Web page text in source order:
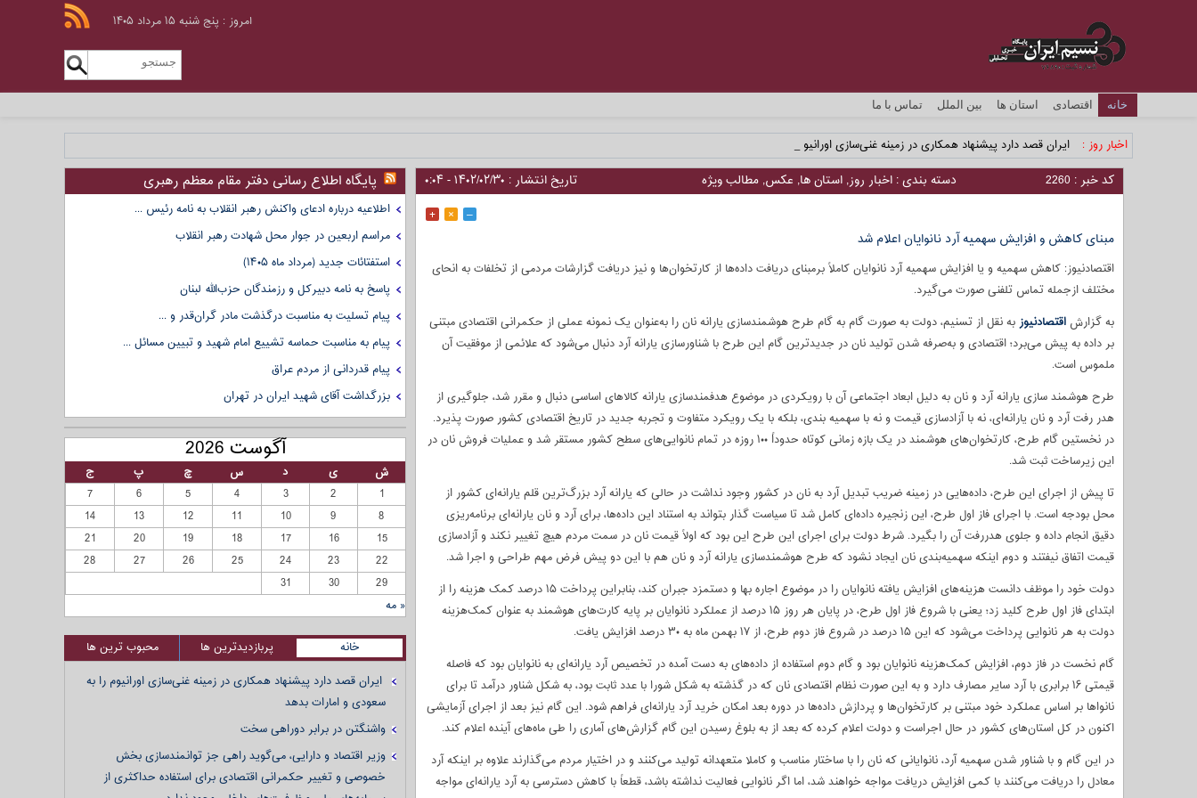
امروز : پنج شنبه ۱۵ مرداد ۱۴۰۵
خانه اقتصادی استان ها بین الملل تماس با ما
اخبار روز : ایران قصد دارد پیشنهاد همکاری در زمینه غنی‌سازی اورانیوم را _
کد خبر : 2260 دسته بندی : اخبار روز, استان ها, عکس, مطالب ویژه
تاریخ انتشار : ۱۴۰۲/۰۲/۳۰ - ۰:۰۴
–
×
+
مبنای کاهش و افزایش سهمیه آرد نانوایان اعلام شد
اقتصادنیوز: کاهش سهمیه و یا افزایش سهمیه آرد نانوایان کاملاً برمبنای دریافت داده‌ها از کارتخوان‌ها و نیز دریافت گزارشات مردمی از تخلفات به انحای
مختلف ازجمله تماس تلفنی صورت می‌گیرد.
به گزارش اقتصادنیوز به نقل از تسنیم، دولت به صورت گام به گام طرح هوشمندسازی یارانه نان را به‌عنوان یک نمونه عملی از حکمرانی اقتصادی مبتنی
بر داده به پیش می‌برد؛ اقتصادی و به‌صرفه شدن تولید نان در جدیدترین گام این طرح با شناورسازی یارانه آرد دنبال می‌شود که علائمی از موفقیت آن
ملموس است.
طرح هوشمند سازی یارانه آرد و نان به دلیل ابعاد اجتماعی آن با رویکردی در موضوع هدفمندسازی یارانه کالاهای اساسی دنبال و مقرر شد، جلوگیری از
هدر رفت آرد و نان یارانه‌ای، نه با آزادسازی قیمت و نه با سهمیه بندی، بلکه با یک رویکرد متفاوت و تجربه جدید در تاریخ اقتصادی کشور صورت پذیرد.
در نخستین گام طرح، کارتخوان‌های هوشمند در یک بازه زمانی کوتاه حدوداً ۱۰۰ روزه در تمام نانوایی‌های سطح کشور مستقر شد و عملیات فروش نان در
این زیرساخت ثبت شد.
تا پیش از اجرای این طرح، داده‌هایی در زمینه ضریب تبدیل آرد به نان در کشور وجود نداشت در حالی که یارانه آرد بزرگ‌ترین قلم یارانه‌ای کشور از
محل بودجه است. با اجرای فاز اول طرح، این زنجیره داده‌ای کامل شد تا سیاست گذار بتواند به استناد این داده‌ها، برای آرد و نان یارانه‌ای برنامه‌ریزی
دقیق انجام داده و جلوی هدررفت آن را بگیرد. شرط دولت برای اجرای این طرح این بود که اولاً قیمت نان در سمت مردم هیچ تغییر نکند و آزادسازی
قیمت اتفاق نیفتند و دوم اینکه سهمیه‌بندی نان ایجاد نشود که طرح هوشمندسازی یارانه آرد و نان هم با این دو پیش فرض مهم طراحی و اجرا شد.
دولت خود را موظف دانست هزینه‌های افزایش یافته نانوایان را در موضوع اجاره بها و دستمزد جبران کند، بنابراین پرداخت ۱۵ درصد کمک هزینه را از
ابتدای فاز اول طرح کلید زد؛ یعنی با شروع فاز اول طرح، در پایان هر روز ۱۵ درصد از عملکرد نانوایان بر پایه کارت‌های هوشمند به عنوان کمک‌هزینه
دولت به هر نانوایی پرداخت می‌شود که این ۱۵ درصد در شروع فاز دوم طرح، از ۱۷ بهمن ماه به ۳۰ درصد افزایش یافت.
گام نخست در فاز دوم، افزایش کمک‌هزینه نانوایان بود و گام دوم استفاده از داده‌های به دست آمده در تخصیص آرد یارانه‌ای به نانوایان بود که فاصله
قیمتی ۱۶ برابری با آرد سایر مصارف دارد و به این صورت نظام اقتصادی نان که در گذشته به شکل شورا با عدد ثابت بود، به شکل شناور درآمد تا برای
نانواها بر اساس عملکرد خود مبتنی بر کارتخوان‌ها و پردازش داده‌ها در دوره بعد امکان خرید آرد یارانه‌ای فراهم شود. این گام نیز بعد از اجرای آزمایشی
اکنون در کل استان‌های کشور در حال اجراست و دولت اعلام کرده که بعد از به بلوغ رسیدن این گام گزارش‌های آماری را طی ماه‌های آینده اعلام کند.
در این گام و با شناور شدن سهمیه آرد، نانوایانی که نان را با ساختار مناسب و کاملا متعهدانه تولید می‌کنند و در اختیار مردم می‌گذارند علاوه بر اینکه آرد
معادل را دریافت می‌کنند با کمی افزایش دریافت مواجه خواهند شد، اما اگر نانوایی فعالیت نداشته باشد، قطعاً با کاهش دسترسی به آرد یارانه‌ای مواجه
پایگاه اطلاع رسانی دفتر مقام معظم رهبری
اطلاعیه درباره ادعای واکنش رهبر انقلاب به نامه رئیس ...
مراسم اربعین در جوار محل شهادت رهبر انقلاب
استفتائات جدید (مرداد ماه ۱۴۰۵)
پاسخ به نامه دبیرکل و رزمندگان حزب‌الله لبنان
پیام تسلیت به مناسبت درگذشت مادر گران‌قدر و ...
پیام به مناسبت حماسه تشییع امام شهید و تبیین مسائل ...
پیام قدردانی از مردم عراق
بزرگداشت آقای شهید ایران در تهران
آگوست 2026
ش ی د س چ پ
ج
1
2
3
4
5
6
7
8
9
10
11
12
13
14
15
16
17
18
19
20
21
22
23
24
25
26
27
28
29
30
31
« مه
خانه پربازدیدترین ها
محبوب ترین ها
ایران قصد دارد پیشنهاد همکاری در زمینه غنی‌سازی اورانیوم را به
سعودی و امارات بدهد
واشنگتن در برابر دوراهی سخت
وزیر اقتصاد و دارایی، می‌گوید راهی جز توانمندسازی بخش
خصوصی و تغییر حکمرانی اقتصادی برای استفاده حداکثری از